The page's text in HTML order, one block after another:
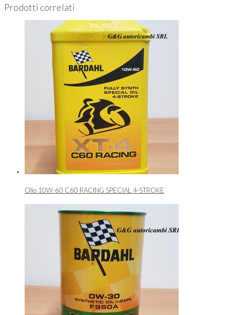
Prodotti correlati
Olio 10W-60 C60 RACING SPECIAL 4-STROKE